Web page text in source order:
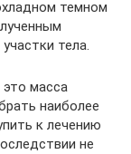
темном
тела.
масса
наиболее
к лечению
не